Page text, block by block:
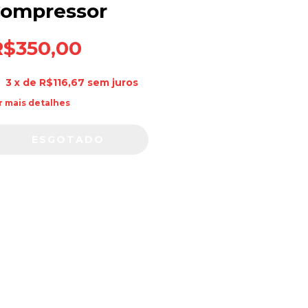
3 x de R$116,67 sem juros
mais detalhes